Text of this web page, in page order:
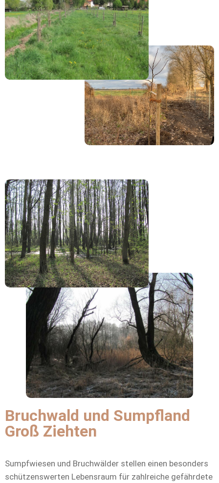
Bruchwald und Sumpfland
Groß Ziehten
Sumpfwiesen und Bruchwälder stellen einen besonders
schützenswerten Lebensraum für zahlreiche gefährdete